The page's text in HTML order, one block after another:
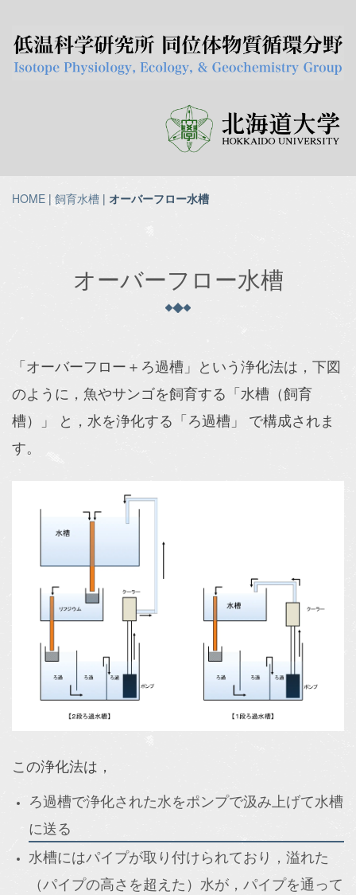
HOME | 飼育水槽 | オーバーフロー水槽
オーバーフロー水槽
「オーバーフロー＋ろ過槽」という浄化法は，下図
のように，魚やサンゴを飼育する「水槽（飼育
槽）」 と，水を浄化する「ろ過槽」 で構成されま
す。
この浄化法は，
ろ過槽で浄化された水をポンプで汲み上げて水槽
に送る
水槽にはパイプが取り付けられており，溢れた
（パイプの高さを超えた）水が，パイプを通って